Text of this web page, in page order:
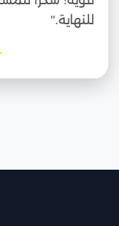
للنهاية."